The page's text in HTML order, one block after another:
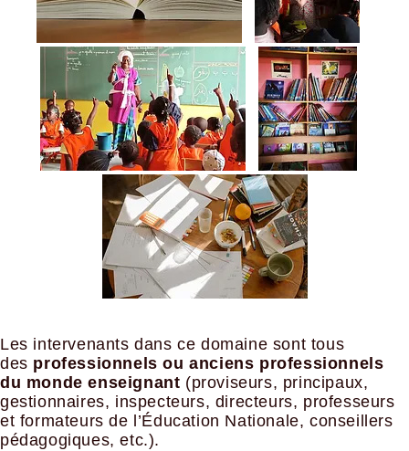
Les intervenants dans ce domaine sont tous
des professionnels ou anciens professionnels
du monde enseignant (proviseurs, principaux,
gestionnaires, inspecteurs, directeurs, professeurs
et formateurs de l’Éducation Nationale, conseillers
pédagogiques, etc.).